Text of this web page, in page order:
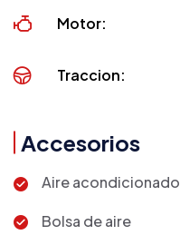
Motor:
Traccion:
Accesorios
Aire acondicionado
Bolsa de aire